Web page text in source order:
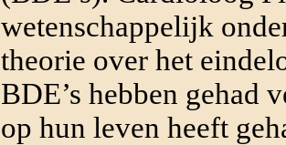
wetenschappelijk
theorie over het
BDE’s hebben gehad
op hun leven heeft